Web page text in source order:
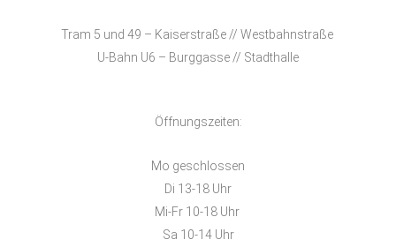
Tram 5 und 49 – Kaiserstraße // Westbahnstraße
U-Bahn U6 – Burggasse // Stadthalle
Öffnungszeiten:
Mo geschlossen
Di 13-18 Uhr
Mi-Fr 10-18 Uhr
Sa 10-14 Uhr